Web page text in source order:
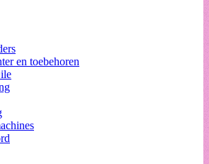
en toebehoren